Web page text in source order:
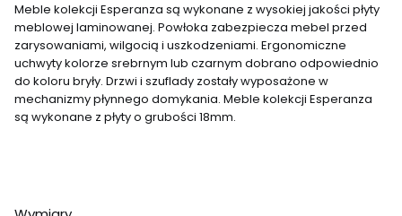
Meble kolekcji Esperanza są wykonane z wysokiej jakości płyty
meblowej laminowanej. Powłoka zabezpiecza mebel przed
zarysowaniami, wilgocią i uszkodzeniami. Ergonomiczne
uchwyty kolorze srebrnym lub czarnym dobrano odpowiednio
do koloru bryły. Drzwi i szuflady zostały wyposażone w
mechanizmy płynnego domykania. Meble kolekcji Esperanza
są wykonane z płyty o grubości 18mm.